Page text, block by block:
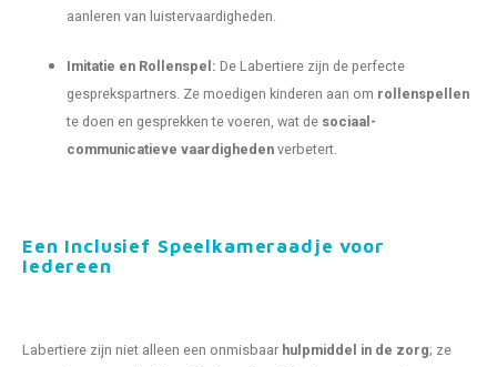
aanleren van luistervaardigheden.
Imitatie en Rollenspel: De Labertiere zijn de perfecte
gesprekspartners. Ze moedigen kinderen aan om rollenspellen
te doen en gesprekken te voeren, wat de sociaal-
communicatieve vaardighedenverbetert.
Een Inclusief Speelkameraadje voor
Iedereen
Labertiere zijn niet alleen een onmisbaar hulpmiddel in de zorg; ze